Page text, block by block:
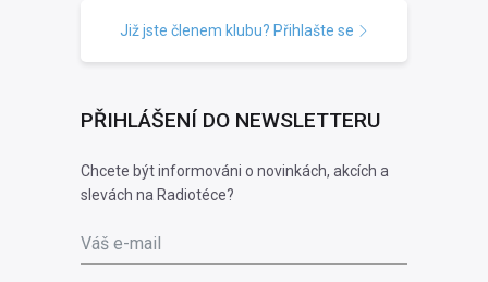
Již jste členem klubu? Přihlašte se
PŘIHLÁŠENÍ DO NEWSLETTERU
Chcete být informováni o novinkách, akcích a
slevách na Radiotéce?
Váš e-mail